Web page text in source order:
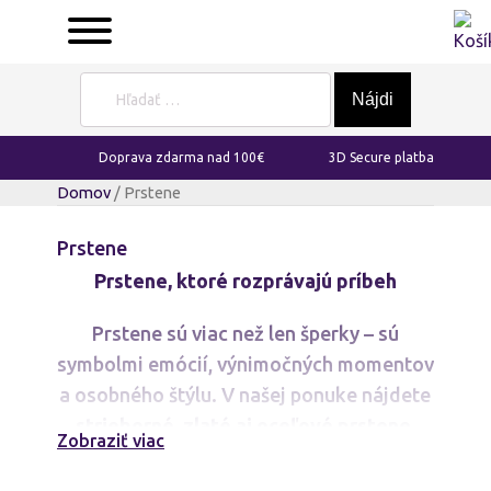
Doprava zdarma nad 100€ 3D Secure platba
Domov / Prstene
Prstene
Prstene, ktoré rozprávajú príbeh
Prstene sú viac než len šperky – sú
symbolmi emócií, výnimočných momentov
a osobného štýlu. V našej ponuke nájdete
ktoré sú ideálne na každodenné nosenie,
Zobraziť viac